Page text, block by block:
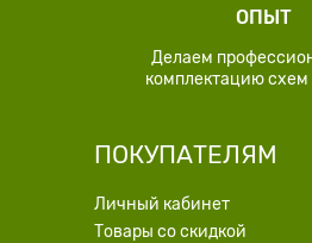
ОПЫТ
Делаем
комплектацию
ПОКУПАТЕЛЯМ
Личный кабинет
Товары со скидкой